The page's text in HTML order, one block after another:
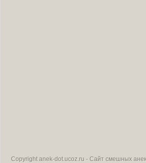
Copyrightanek-dot.ucoz.ru - Сайт смешных